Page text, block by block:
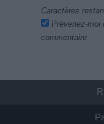
Caractères
Prévenez-moi
commentaire